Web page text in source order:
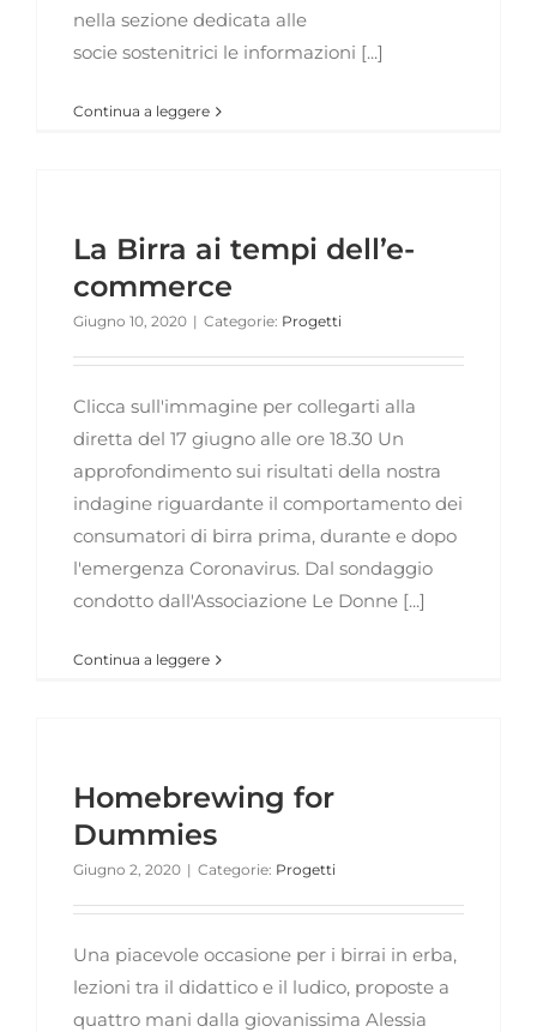
nella sezione dedicata alle
socie sostenitrici le informazioni [...]
Continua a leggere
La Birra ai tempi dell’e-
commerce
Giugno 10, 2020 | Categorie: Progetti
Clicca sull'immagine per collegarti alla
diretta del 17 giugno alle ore 18.30 Un
approfondimento sui risultati della nostra
indagine riguardante il comportamento dei
consumatori di birra prima, durante e dopo
l'emergenza Coronavirus. Dal sondaggio
condotto dall'Associazione Le Donne [...]
Continua a leggere
Homebrewing for
Dummies
Giugno 2, 2020 | Categorie: Progetti
Una piacevole occasione per i birrai in erba,
lezioni tra il didattico e il ludico, proposte a
quattro mani dalla giovanissima Alessia